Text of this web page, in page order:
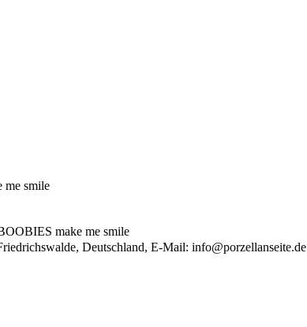
me smile
make me smile
Deutschland, E-Mail: info@porzellanseite.de